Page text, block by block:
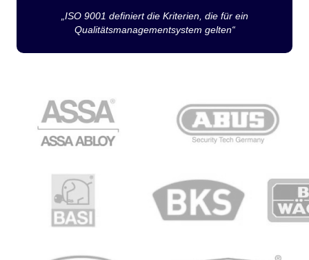
„ISO 9001 definiert die Kriterien, die für ein
Qualitätsmanagementsystem gelten“